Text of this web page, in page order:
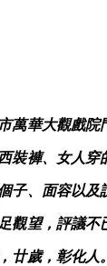
市萬華大觀戲
裝褲、女人穿
子、面容以及
觀望，評議不
廿歲，彰化人